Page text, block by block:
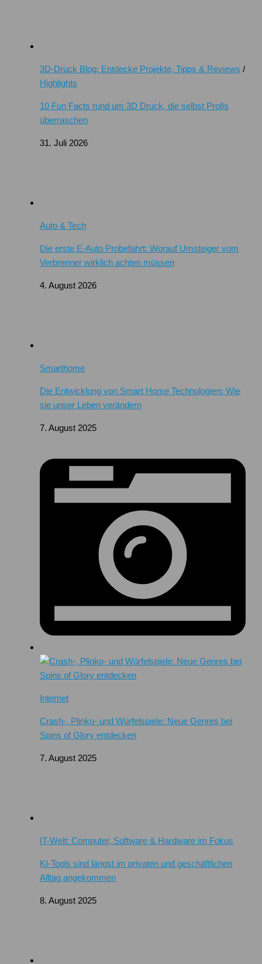
3D-Druck Blog: Entdecke Projekte, Tipps & Reviews /
Highlights
10 Fun Facts rund um 3D Druck, die selbst Profis
überraschen
31. Juli 2026
Auto & Tech
Die erste E-Auto Probefahrt: Worauf Umsteiger vom
Verbrenner wirklich achten müssen
4. August 2026
Smarthome
Die Entwicklung von Smart Home Technologien: Wie
sie unser Leben verändern
7. August 2025
Internet
Crash-, Plinko- und Würfelspiele: Neue Genres bei
Spins of Glory entdecken
7. August 2025
IT-Welt: Computer, Software & Hardware im Fokus
KI-Tools sind längst im privaten und geschäftlichen
Alltag angekommen
8. August 2025